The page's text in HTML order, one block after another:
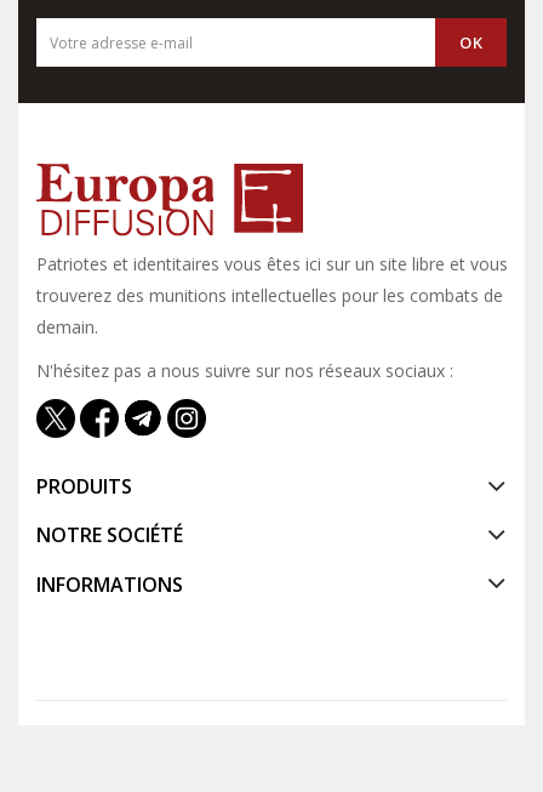
Patriotes et identitaires vous êtes ici sur un site libre et vous y
trouverez des munitions intellectuelles pour les combats de
demain.
N'hésitez pas a nous suivre sur nos réseaux sociaux :
PRODUITS
NOTRE SOCIÉTÉ
INFORMATIONS